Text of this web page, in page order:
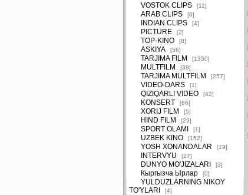
VOSTOK CLIPS [11]
ARAB CLIPS [0]
INDIAN CLIPS [4]
PICTURE [2]
TOP-KINO [8]
ASKIYA [56]
TARJIMA FILM [1350]
MULTFILM [39]
TARJIMA MULTFILM [257]
VIDEO-DARS [1]
QIZIQARLI VIDEO [42]
KONSERT [86]
XORIJ FILM [5]
HIND FILM [29]
SPORT OLAMI [1]
UZBEK KINO [152]
YOSH XONANDALAR [19]
INTERVYU [27]
DUNYO MO'JIZALARI [3]
Кыргызча Ырлар [0]
YULDUZLARNING NIKOY
TO'YLARI
[4]